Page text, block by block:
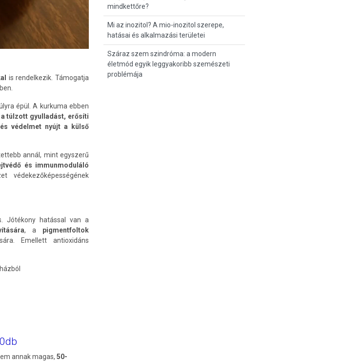
is rendelkezik. Támogatja
épül. A kurkuma ebben
túlzott gyulladást, erősíti
védelmet nyújt a külső
annál, mint egyszerű
és immunmoduláló
Jótékony hatással van a
, a pigmentfoltok
Emellett antioxidáns
annak magas, 50-
mindkettőre?
Mi az inozitol? A mio-inozitol szerepe,
hatásai és alkalmazási területei
Száraz szem szindróma: a modern
életmód egyik leggyakoribb szemészeti
problémája